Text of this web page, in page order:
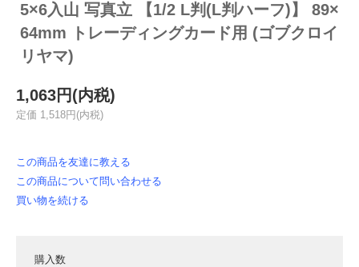
5×6入山 写真立 【1/2 L判(L判ハーフ)】 89×
64mm トレーディングカード用 (ゴブクロイ
リヤマ)
1,063円(内税)
定価 1,518円(内税)
この商品を友達に教える
この商品について問い合わせる
買い物を続ける
購入数